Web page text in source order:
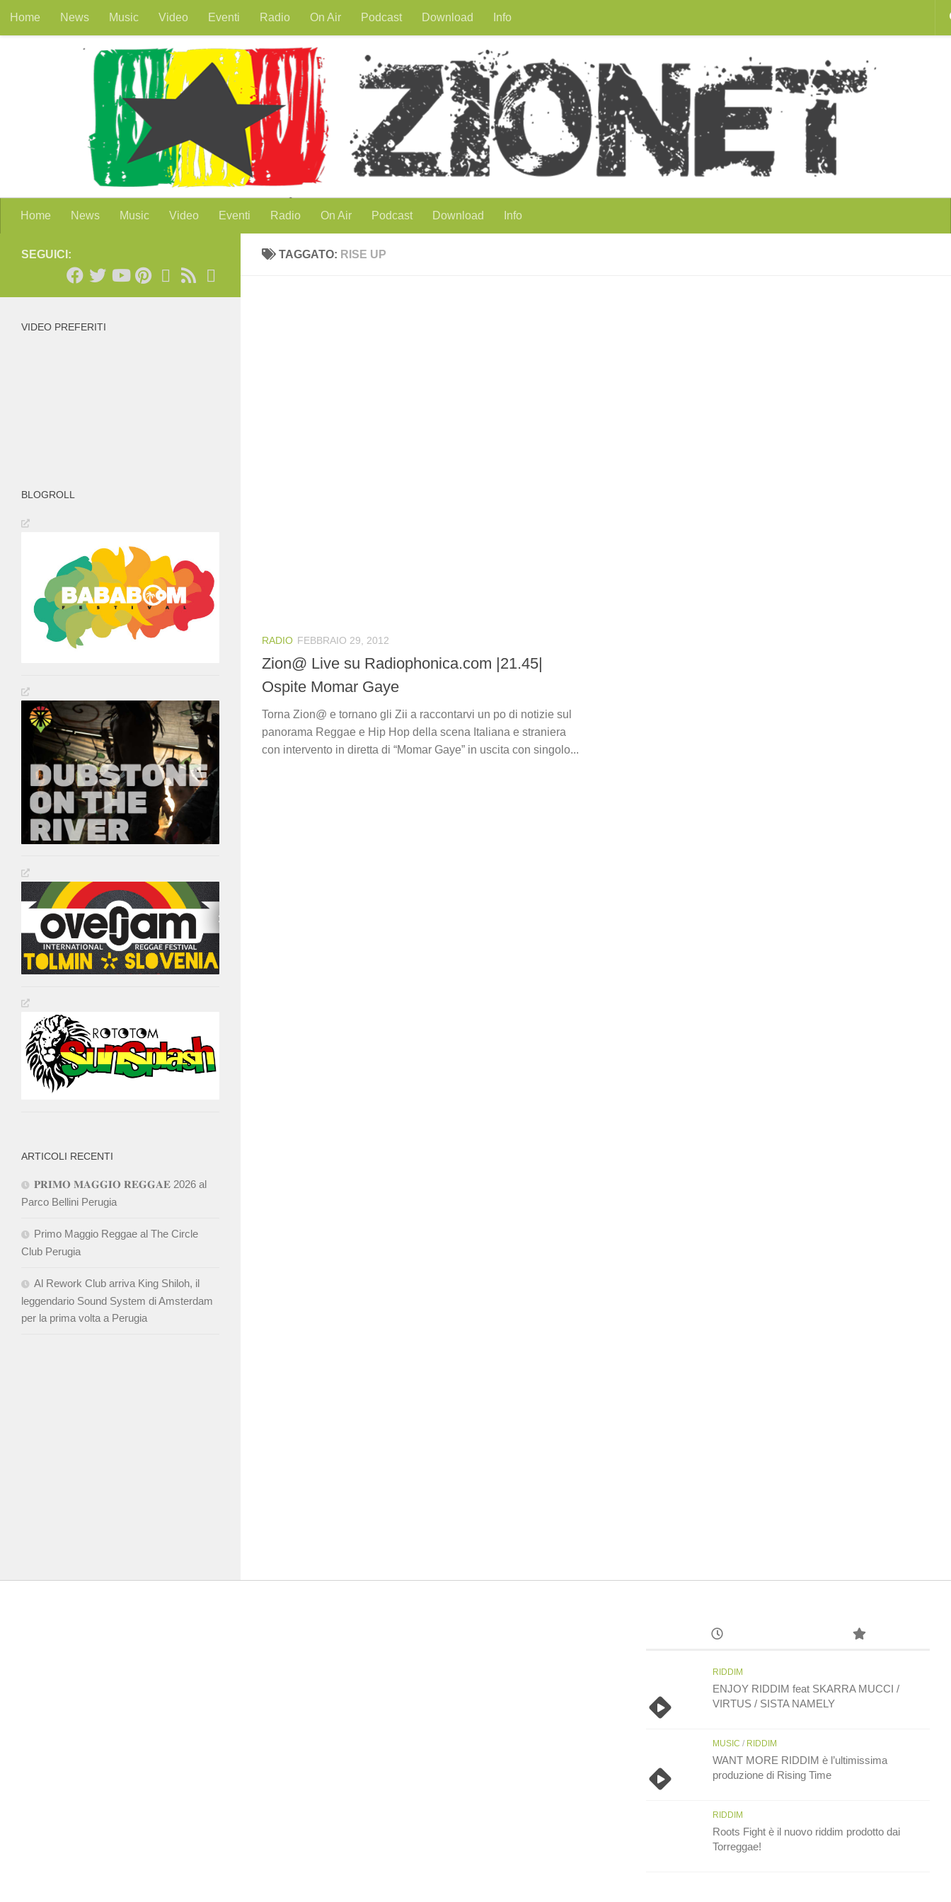
Salta al contenuto
Home News Music Video Eventi Radio On Air Podcast Download Info
Home News Music Video Eventi Radio On Air Podcast Download Info
TAGGATO: RISE UP
RADIO FEBBRAIO 29, 2012
Zion@ Live su Radiophonica.com |21.45|
Ospite Momar Gaye
Torna Zion@ e tornano gli Zii a raccontarvi un po di notizie sul
panorama Reggae e Hip Hop della scena Italiana e straniera
con intervento in diretta di “Momar Gaye” in uscita con singolo...
SEGUICI:
VIDEO PREFERITI
BLOGROLL
ARTICOLI RECENTI
𝐏𝐑𝐈𝐌𝐎 𝐌𝐀𝐆𝐆𝐈𝐎 𝐑𝐄𝐆𝐆𝐀𝐄 2026 al
Parco Bellini Perugia
Primo Maggio Reggae al The Circle
Club Perugia
Al Rework Club arriva King Shiloh, il
leggendario Sound System di Amsterdam
per la prima volta a Perugia
RIDDIM
ENJOY RIDDIM feat SKARRA MUCCI /
VIRTUS / SISTA NAMELY
MUSIC / RIDDIM
WANT MORE RIDDIM è l’ultimissima
produzione di Rising Time
RIDDIM
Roots Fight è il nuovo riddim prodotto dai
Torreggae!